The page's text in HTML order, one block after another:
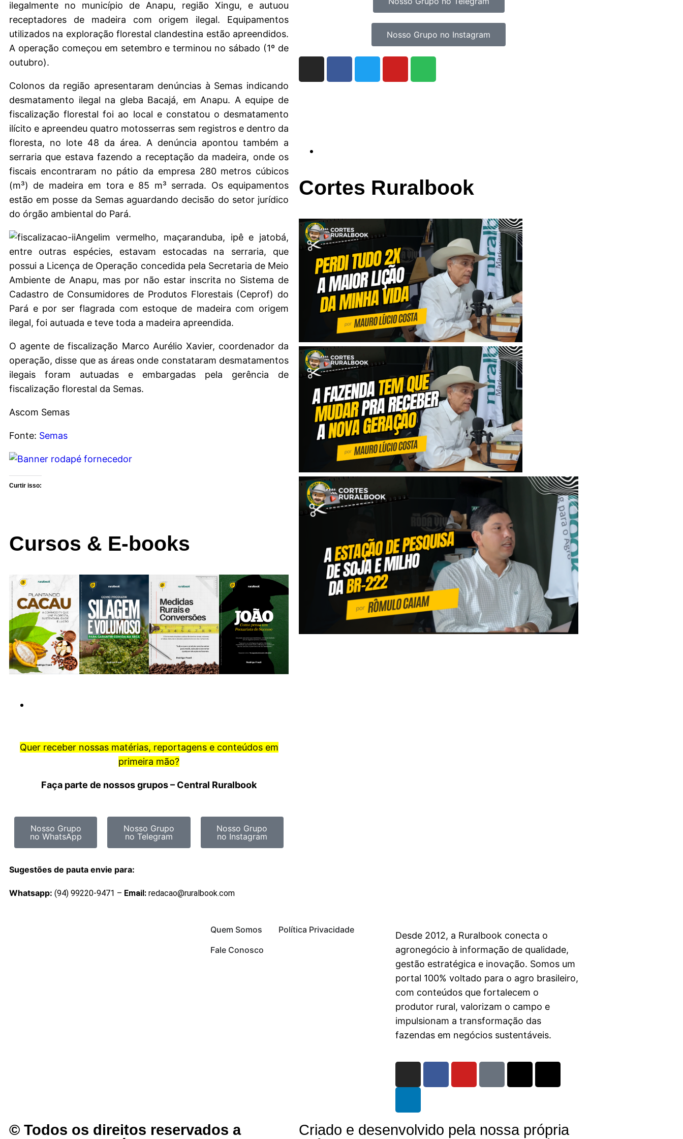
ilegalmente no município de Anapu, região Xingu, e autuou
receptadores de madeira com origem ilegal. Equipamentos
utilizados na exploração florestal clandestina estão apreendidos.
A operação começou em setembro e terminou no sábado (1º de
outubro).
Colonos da região apresentaram denúncias à Semas indicando
desmatamento ilegal na gleba Bacajá, em Anapu. A equipe de
fiscalização florestal foi ao local e constatou o desmatamento
ilícito e apreendeu quatro motosserras sem registros e dentro da
floresta, no lote 48 da área. A denúncia apontou também a
serraria que estava fazendo a receptação da madeira, onde os
fiscais encontraram no pátio da empresa 280 metros cúbicos
(m³) de madeira em tora e 85 m³ serrada. Os equipamentos
estão em posse da Semas aguardando decisão do setor jurídico
do órgão ambiental do Pará.
Angelim vermelho, maçaranduba, ipê e jatobá,
entre outras espécies, estavam estocadas na serraria, que
possui a Licença de Operação concedida pela Secretaria de Meio
Ambiente de Anapu, mas por não estar inscrita no Sistema de
Cadastro de Consumidores de Produtos Florestais (Ceprof) do
Pará e por ser flagrada com estoque de madeira com origem
ilegal, foi autuada e teve toda a madeira apreendida.
O agente de fiscalização Marco Aurélio Xavier, coordenador da
operação, disse que as áreas onde constataram desmatamentos
ilegais foram autuadas e embargadas pela gerência de
fiscalização florestal da Semas.
Ascom Semas
Fonte: Semas
Curtir isso:
Cursos & E-books
Quer receber nossas matérias, reportagens e conteúdos em
primeira mão?
Faça parte de nossos grupos – Central Ruralbook
Nosso Grupo
no WhatsApp
Nosso Grupo
no Telegram
Nosso Grupo
no Instagram
Sugestões de pauta envie para:
Whatsapp: (94) 99220-9471 – Email: redacao@ruralbook.com
Nosso Grupo no Instagram
Cortes Ruralbook
Quem Somos
Política Privacidade
Fale Conosco
Desde 2012, a Ruralbook conecta o
agronegócio à informação de qualidade,
gestão estratégica e inovação. Somos um
portal 100% voltado para o agro brasileiro,
com conteúdos que fortalecem o
produtor rural, valorizam o campo e
impulsionam a transformação das
fazendas em negócios sustentáveis.
© Todos os direitos reservados a
Criado e desenvolvido pela nossa própria